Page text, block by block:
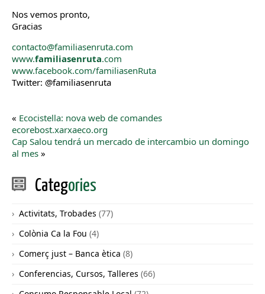
Nos vemos pronto,
Gracias
contacto@familiasenruta.com
www.familiasenruta.com
www.facebook.com/familiasenRuta
Twitter: @familiasenruta
« Ecocistella: nova web de comandes
ecorebost.xarxaeco.org
Cap Salou tendrá un mercado de intercambio un domingo
al mes »
Categories
Activitats, Trobades (77)
Colònia Ca la Fou (4)
Comerç just – Banca ètica (8)
Conferencias, Cursos, Talleres (66)